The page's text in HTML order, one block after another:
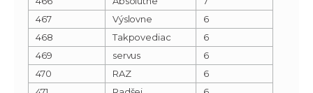
467
Výslovne
6
468
Takpovediac
6
469
servus
6
470
RAZ
6